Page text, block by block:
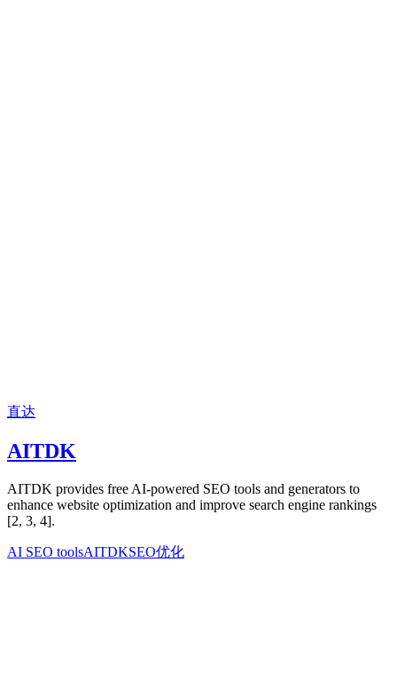
直达
AITDK
AITDK provides free AI-powered SEO tools and generators to
enhance website optimization and improve search engine rankings
[2, 3, 4].
AI SEO toolsAITDKSEO优化